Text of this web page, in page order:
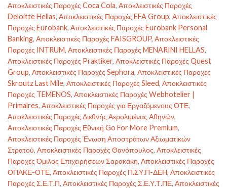
Αποκλειστικές Παροχές Coca Cola, Αποκλειστικές Παροχές
Deloitte Hellas, Αποκλειστικές Παροχές EFA Group, Αποκλειστικές
Παροχές Eurobank, Αποκλειστικές Παροχές Eurobank Personal
Banking, Αποκλειστικές Παροχές FAISGROUP, Αποκλειστικές
Παροχές INTRUM, Αποκλειστικές Παροχές MENARINI HELLAS,
Αποκλειστικές Παροχές Praktiker, Αποκλειστικές Παροχές Quest
Group, Αποκλειστικές Παροχές Sephora, Αποκλειστικές Παροχές
Skroutz Last Mile, Αποκλειστικές Παροχές Sleed, Αποκλειστικές
Παροχές TEMENOS, Αποκλειστικές Παροχές Webhotelier |
Primalres, Αποκλειστικές Παροχές για Εργαζόμενους ΟΤΕ,
Αποκλειστικές Παροχές Διεθνής Αερολιμένας Αθηνών,
Αποκλειστικές Παροχές Εθνική Go For More Premium,
Αποκλειστικές Παροχές Ένωση Αποστράτων Αξιωματικών
Στρατού, Αποκλειστικές Παροχές Θανόπουλος, Αποκλειστικές
Παροχές Όμιλος Επιχειρήσεων Σαρακάκη, Αποκλειστικές Παροχές
ΟΠΑΚΕ-ΟΤΕ, Αποκλειστικές Παροχές Π.ΣΥ.Π-ΔΕΗ, Αποκλειστικές
Παροχές Σ.Ε.Τ.Π, Αποκλειστικές Παροχές Σ.Ε.Υ.Τ.ΠΕ, Αποκλειστικές